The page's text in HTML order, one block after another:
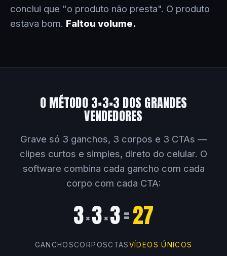
conclui que "o produto não presta". O produto
estava bom. Faltou volume.
O MÉTODO 3×3×3 DOS GRANDES
VENDEDORES
Grave só 3 ganchos, 3 corpos e 3 CTAs —
clipes curtos e simples, direto do celular. O
software combina cada gancho com cada
corpo com cada CTA:
3×3×3=27
GANCHOSCORPOSCTASVÍDEOS ÚNICOS